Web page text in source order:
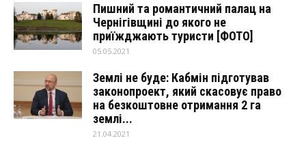
Пишний та романтичний палац на
Чернігівщині до якого не
приїжджають туристи [ФОТО]
05.05.2021
Землі не буде: Кабмін підготував
законопроект, який скасовує право
на безкоштовне отримання 2 га
землі...
21.04.2021